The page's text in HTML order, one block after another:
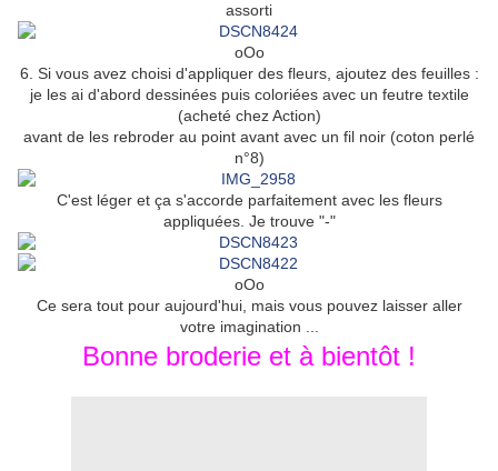
assorti
oOo
6. Si vous avez choisi d'appliquer des fleurs, ajoutez des feuilles :
je les ai d'abord dessinées puis coloriées avec un feutre textile
(acheté chez Action)
avant de les rebroder au point avant avec un fil noir (coton perlé
n°8)
C'est léger et ça s'accorde parfaitement avec les fleurs
appliquées. Je trouve "-"
oOo
Ce sera tout pour aujourd'hui, mais vous pouvez laisser aller
votre imagination ...
Bonne broderie et à bientôt !